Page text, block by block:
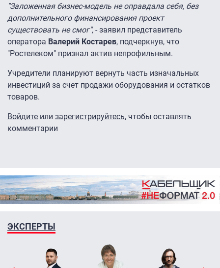
"Заложенная бизнес-модель не оправдала себя, без
дополнительного финансирования проект
существовать не смог", - заявил представитель
оператора Валерий Костарев, подчеркнув, что
"Ростелеком" признал актив непрофильным.
Учредители планируют вернуть часть изначальных
инвестиций за счет продажи оборудования и остатков
товаров.
Войдите или зарегистрируйтесь, чтобы оставлять
комментарии
ЭКСПЕРТЫ